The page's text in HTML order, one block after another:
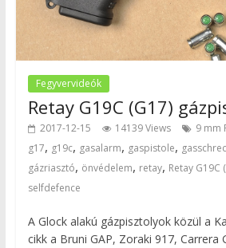
Fegyvervideók
Retay G19C (G17)
2017-12-15 14139 Views 9 mm
g17, g19c, gasalarm, gaspistole,
gázriasztó, önvédelem, retay, Retay G19C
selfdefence
A Glock alakú gázpisztolyok közül a
cikk a Bruni GAP, Zoraki 917, Carrera